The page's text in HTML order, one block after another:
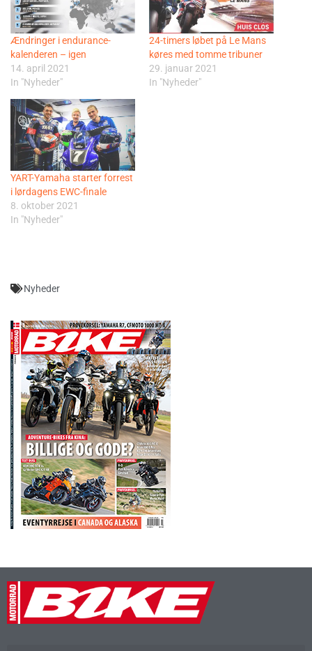
Ændringer i endurance-
kalenderen – igen
14. april 2021
In "Nyheder"
24-timers løbet på Le Mans
køres med tomme tribuner
29. januar 2021
In "Nyheder"
YART-Yamaha starter forrest
i lørdagens EWC-finale
8. oktober 2021
In "Nyheder"
Nyheder